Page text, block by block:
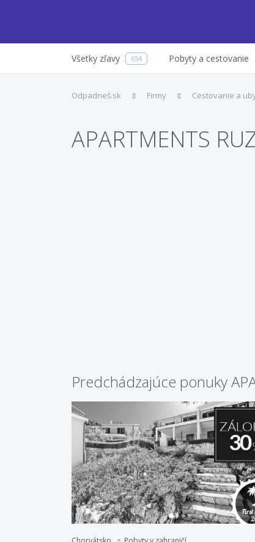
Všetky zľavy 654 Pobyty a cestovanie
Odpadneš.sk Firmy Cestovanie a
APARTMENTS
Predchádzajúce ponuky